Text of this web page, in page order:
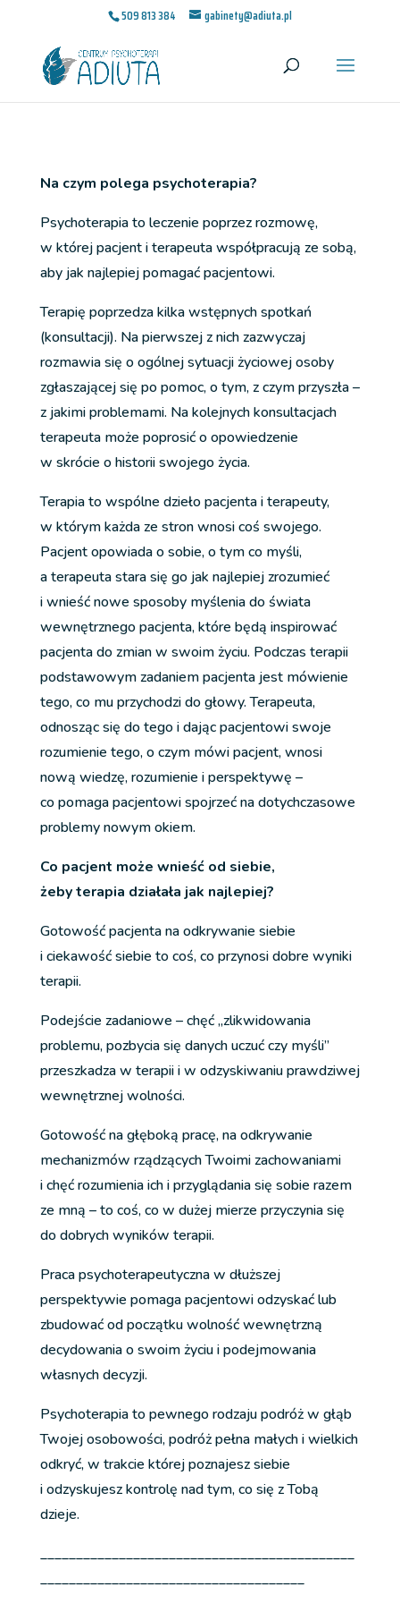
509 813 384 gabinety@adiuta.pl
Na czym polega psychoterapia?
Psychoterapia to leczenie poprzez rozmowę,
w której pacjent i terapeuta współpracują ze sobą,
aby jak najlepiej pomagać pacjentowi.
Terapię poprzedza kilka wstępnych spotkań
(konsultacji). Na pierwszej z nich zazwyczaj
rozmawia się o ogólnej sytuacji życiowej osoby
zgłaszającej się po pomoc, o tym, z czym przyszła –
z jakimi problemami. Na kolejnych konsultacjach
terapeuta może poprosić o opowiedzenie
w skrócie o historii swojego życia.
Terapia to wspólne dzieło pacjenta i terapeuty,
w którym każda ze stron wnosi coś swojego.
Pacjent opowiada o sobie, o tym co myśli,
a terapeuta stara się go jak najlepiej zrozumieć
i wnieść nowe sposoby myślenia do świata
wewnętrznego pacjenta, które będą inspirować
pacjenta do zmian w swoim życiu. Podczas terapii
podstawowym zadaniem pacjenta jest mówienie
tego, co mu przychodzi do głowy. Terapeuta,
odnosząc się do tego i dając pacjentowi swoje
rozumienie tego, o czym mówi pacjent, wnosi
nową wiedzę, rozumienie i perspektywę –
co pomaga pacjentowi spojrzeć na dotychczasowe
problemy nowym okiem.
Co pacjent może wnieść od siebie,
żeby terapia działała jak najlepiej?
Gotowość pacjenta na odkrywanie siebie
i ciekawość siebie to coś, co przynosi dobre wyniki
terapii.
Podejście zadaniowe – chęć „zlikwidowania
problemu, pozbycia się danych uczuć czy myśli”
przeszkadza w terapii i w odzyskiwaniu prawdziwej
wewnętrznej wolności.
Gotowość na głęboką pracę, na odkrywanie
mechanizmów rządzących Twoimi zachowaniami
i chęć rozumienia ich i przyglądania się sobie razem
ze mną – to coś, co w dużej mierze przyczynia się
do dobrych wyników terapii.
Praca psychoterapeutyczna w dłuższej
perspektywie pomaga pacjentowi odzyskać lub
zbudować od początku wolność wewnętrzną
decydowania o swoim życiu i podejmowania
własnych decyzji.
Psychoterapia to pewnego rodzaju podróż w głąb
Twojej osobowości, podróż pełna małych i wielkich
odkryć, w trakcie której poznajesz siebie
i odzyskujesz kontrolę nad tym, co się z Tobą
dzieje.
____________________________________________
_____________________________________